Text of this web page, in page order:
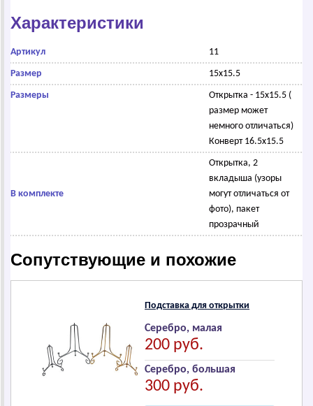
Характеристики
Артикул 11
Размер 15х15.5
Размеры
Открытка - 15х15.5 (
размер может
немного отличаться)
Конверт 16.5х15.5
В комплекте
Открытка, 2
вкладыша (узоры
могут отличаться от
фото), пакет
прозрачный
Сопутствующие и похожие
Подставка для открытки
Серебро, малая
200 руб.
Серебро, большая
300 руб.